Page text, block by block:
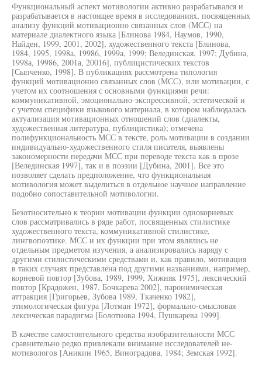
Функциональный аспект мотивологии активно разрабатывался и
разрабатывается в настоящее время в исследованиях, посвященных
анализу функций мотивационно связанных слов (МСС) на
материале диалектного языка [Блинова 1984, Наумов, 1990,
Найден, 1999, 2001, 2002], художественного текста [Блинова,
1984, 1995, 1998а, 19986, 1999а, 1999; Велединская, 1997; Дубина,
1998а, 19986, 2001а, 20016], публицистических текстов
[Сыпченко, 1998]. В публикациях рассмотрена типология
функций мотивационно связанных слов (МСС), или мотивации, с
учетом их соотношения с основными функциями речи:
коммуникативной, эмоционально-экспрессивной, эстетической и
с учетом специфики языкового материала, в котором наблюдалась
актуализация мотивационных отношений слов (диалекты,
художественная литература, публицистика); отмечена
полифункциональность МСС в тексте, роль мотивации в создании
индивидуально-художественного стиля писателя, выявлены
закономерности передачи МСС при переводе текста как в прозе
[Велединская 1997], так и в поэзии [Дубина, 2001]. Все это
позволяет сделать предположение, что функциональная
мотивология может выделиться в отдельное научное направление
подобно сопоставительной мотивологии.
Безотносительно к теории мотивации функции однокорневых
слов рассматривались в ряде работ, посвященных стилистике
художественного текста, коммуникативной стилистике,
лингвопоэтике. МСС и их функции при этом являлись не
отдельным предметом изучения, а анализировались наряду с
другими стилистическими средствами и, как правило, мотивация
в таких случаях представлена под другими названиями, например,
корневой повтор [Зубова, 1989, 1999, Хижняк 1975], лексический
повтор [Крадожен, 1987, Бочкарева 2002], паронимическая
аттракция [Григорьев, Зубова 1989, Ткаченко 1982],
этимологическая фигура [Лотман 1972], формально-смысловая
лексическая парадигма [Болотнова 1994, Пушкарева 1999].
В качестве самостоятельного средства изобразительности МСС
сравнительно редко привлекали внимание исследователей не-
мотивологов [Аникин 1965, Виноградова, 1984; Земская 1992].